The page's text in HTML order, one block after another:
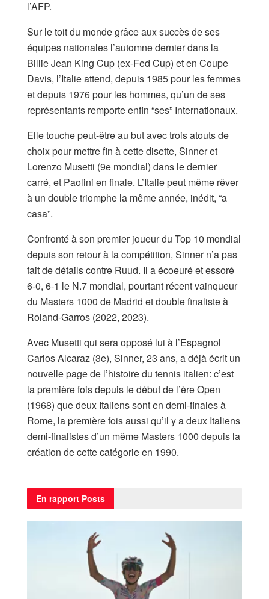
l’AFP.
Sur le toit du monde grâce aux succès de ses
équipes nationales l’automne dernier dans la
Billie Jean King Cup (ex-Fed Cup) et en Coupe
Davis, l’Italie attend, depuis 1985 pour les femmes
et depuis 1976 pour les hommes, qu’un de ses
représentants remporte enfin “ses” Internationaux.
Elle touche peut-être au but avec trois atouts de
choix pour mettre fin à cette disette, Sinner et
Lorenzo Musetti (9e mondial) dans le dernier
carré, et Paolini en finale. L’Italie peut même rêver
à un double triomphe la même année, inédit, “a
casa”.
Confronté à son premier joueur du Top 10 mondial
depuis son retour à la compétition, Sinner n’a pas
fait de détails contre Ruud. Il a écoeuré et essoré
6-0, 6-1 le N.7 mondial, pourtant récent vainqueur
du Masters 1000 de Madrid et double finaliste à
Roland-Garros (2022, 2023).
Avec Musetti qui sera opposé lui à l’Espagnol
Carlos Alcaraz (3e), Sinner, 23 ans, a déjà écrit un
nouvelle page de l’histoire du tennis italien: c’est
la première fois depuis le début de l’ère Open
(1968) que deux Italiens sont en demi-finales à
Rome, la première fois aussi qu’il y a deux Italiens
demi-finalistes d’un même Masters 1000 depuis la
création de cette catégorie en 1990.
En rapport Posts